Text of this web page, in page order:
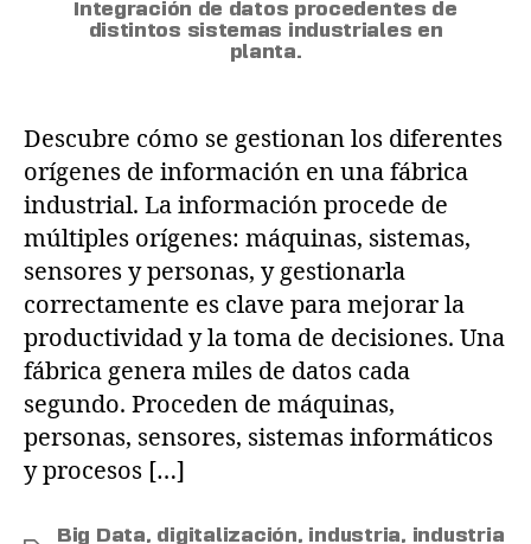
Integración de datos procedentes de
distintos sistemas industriales en
planta.
Descubre cómo se gestionan los diferentes
orígenes de información en una fábrica
industrial. La información procede de
múltiples orígenes: máquinas, sistemas,
sensores y personas, y gestionarla
correctamente es clave para mejorar la
productividad y la toma de decisiones. Una
fábrica genera miles de datos cada
segundo. Proceden de máquinas,
personas, sensores, sistemas informáticos
y procesos […]
Big Data, digitalización, industria, industria